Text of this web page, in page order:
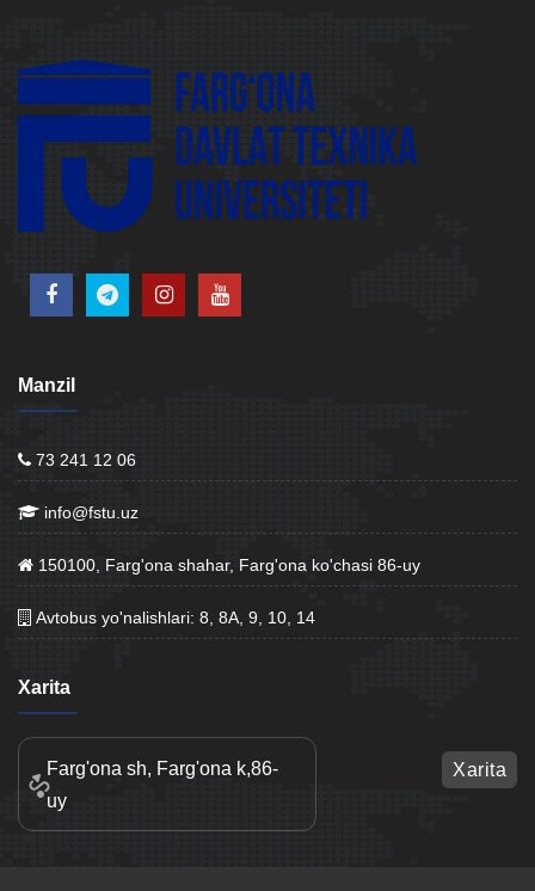
Manzil
73 241 12 06
info@fstu.uz
150100, Farg'ona shahar, Farg'ona ko'chasi 86-uy
Avtobus yo'nalishlari: 8, 8A, 9, 10, 14
Xarita
Farg'ona sh, Farg'ona k,86-
uy
Xarita